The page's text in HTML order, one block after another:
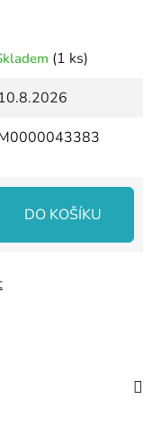
(1 ks)
10.8.2026
DO KOŠÍKU